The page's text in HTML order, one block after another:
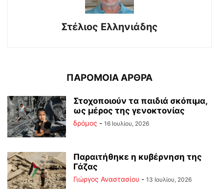
Στέλιος Ελληνιάδης
ΠΑΡΟΜΟΙΑ ΑΡΘΡΑ
Στοχοποιούν τα παιδιά σκόπιμα,
ως μέρος της γενοκτονίας
δρόμος - 16 Ιουλίου, 2026
Παραιτήθηκε η κυβέρνηση της
Γάζας
Γιώργος Αναστασίου - 13 Ιουλίου, 2026